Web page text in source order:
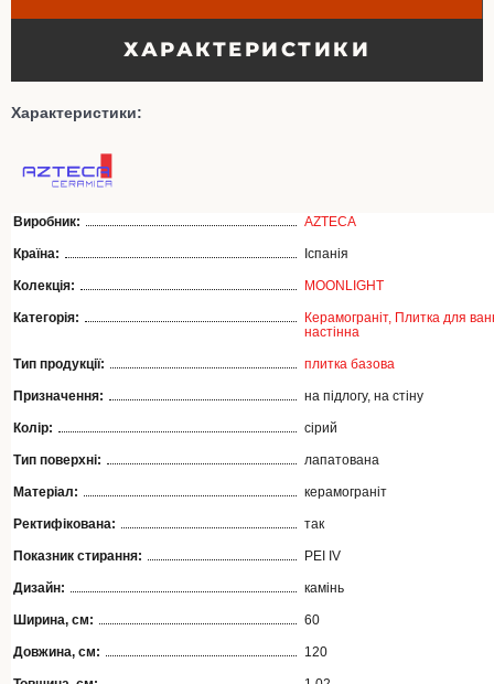
ХАРАКТЕРИСТИКИ
Характеристики:
Виробник: AZTECA
Країна: Іспанія
Колекція: MOONLIGHT
Категорія: Керамограніт, Плитка для
настінна
Тип продукції: плитка базова
Призначення: на підлогу, на стіну
Колір: сірий
Тип поверхні: лапатована
Матеріал: керамограніт
Ректифікована: так
Показник стирання: PEI IV
Дизайн: камінь
Ширина, см: 60
Довжина, см: 120